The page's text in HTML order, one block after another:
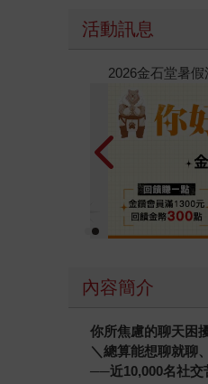
活動訊息
春光ｘ奇幻基地
內容簡介
你所焦慮的聊天困
＼總算能想聊就聊
──近10,000名社交